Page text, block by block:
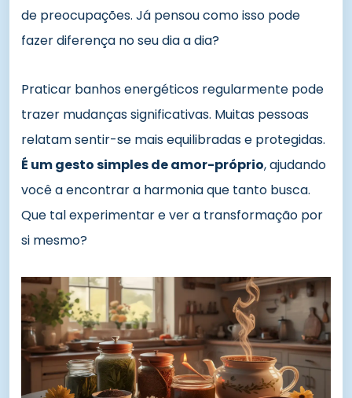
de preocupações. Já pensou como isso pode
fazer diferença no seu dia a dia?
Praticar banhos energéticos regularmente pode
trazer mudanças significativas. Muitas pessoas
relatam sentir-se mais equilibradas e protegidas.
É um gesto simples de amor-próprio, ajudando
você a encontrar a harmonia que tanto busca.
Que tal experimentar e ver a transformação por
si mesmo?